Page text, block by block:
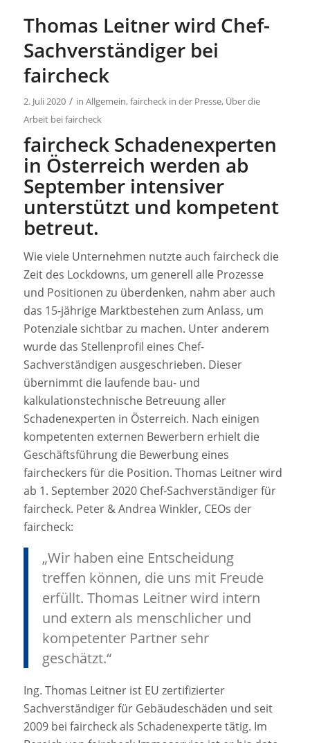
Thomas Leitner wird Chef-
Sachverständiger bei
faircheck
2. Juli 2020 / in Allgemein,faircheck in der Presse, Über die
Arbeit bei faircheck
faircheck Schadenexperten
in Österreich werden ab
September intensiver
unterstützt und kompetent
betreut.
Wie viele Unternehmen nutzte auch faircheck die
Zeit des Lockdowns, um generell alle Prozesse
und Positionen zu überdenken, nahm aber auch
das 15-jährige Marktbestehen zum Anlass, um
Potenziale sichtbar zu machen. Unter anderem
wurde das Stellenprofil eines Chef-
Sachverständigen ausgeschrieben. Dieser
übernimmt die laufende bau- und
kalkulationstechnische Betreuung aller
Schadenexperten in Österreich. Nach einigen
kompetenten externen Bewerbern erhielt die
Geschäftsführung die Bewerbung eines
faircheckers für die Position. Thomas Leitner wird
ab 1. September 2020 Chef-Sachverständiger für
faircheck. Peter & Andrea Winkler, CEOs der
faircheck:
„Wir haben eine Entscheidung
treffen können, die uns mit Freude
erfüllt. Thomas Leitner wird intern
und extern als menschlicher und
kompetenter Partner sehr
geschätzt.“
Ing. Thomas Leitner ist EU zertifizierter
Sachverständiger für Gebäudeschäden und seit
2009 bei faircheck als Schadenexperte tätig. Im